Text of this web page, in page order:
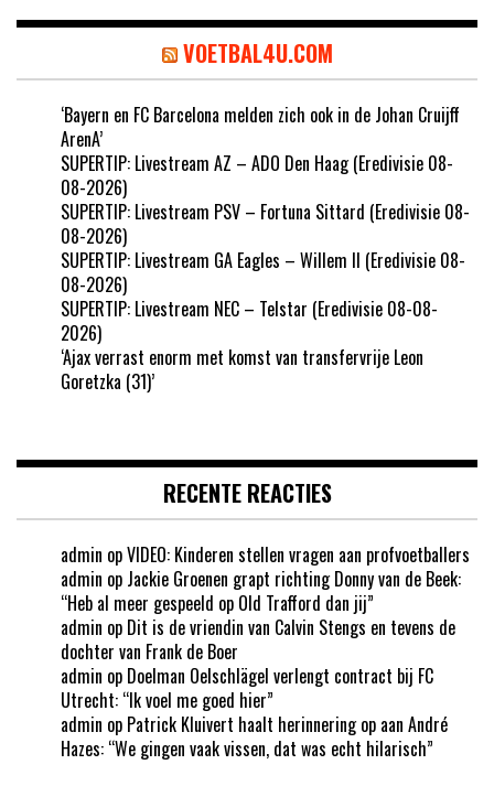
VOETBAL4U.COM
‘Bayern en FC Barcelona melden zich ook in de Johan Cruijff
ArenA’
SUPERTIP: Livestream AZ – ADO Den Haag (Eredivisie 08-
08-2026)
SUPERTIP: Livestream PSV – Fortuna Sittard (Eredivisie 08-
08-2026)
SUPERTIP: Livestream GA Eagles – Willem II (Eredivisie 08-
08-2026)
SUPERTIP: Livestream NEC – Telstar (Eredivisie 08-08-
2026)
‘Ajax verrast enorm met komst van transfervrije Leon
Goretzka (31)’
RECENTE REACTIES
admin opVIDEO: Kinderen stellen vragen aan profvoetballers
admin op Jackie Groenen grapt richting Donny van de Beek:
“Heb al meer gespeeld op Old Trafford dan jij”
admin op Dit is de vriendin van Calvin Stengs en tevens de
dochter van Frank de Boer
admin op Doelman Oelschlägel verlengt contract bij FC
Utrecht: “Ik voel me goed hier”
admin op Patrick Kluivert haalt herinnering op aan André
Hazes: “We gingen vaak vissen, dat was echt hilarisch”